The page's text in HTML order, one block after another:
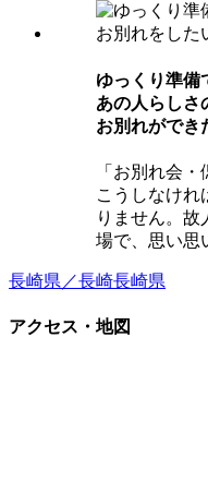
ゆっくり準備
あの⼈らしさ
お別れができ
「お別れ会
こうしなけれ
りません。故
場で、思い思
長崎県／長崎長崎県
アクセス・地図